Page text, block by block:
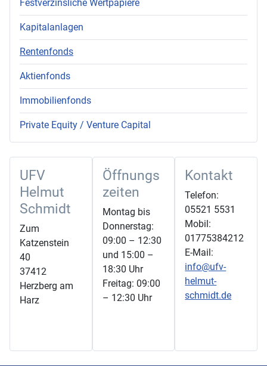
Festverzinsliche Wertpapiere
Kapitalanlagen
Rentenfonds
Aktienfonds
Immobilienfonds
Private Equity / Venture Capital
UFV
Helmut
Schmidt
Zum
Katzenstein
40
37412
Herzberg am
Harz
Öffnungs
zeiten
Montag bis
Donnerstag:
09:00 – 12:30
und 15:00 –
18:30 Uhr
Freitag: 09:00
– 12:30 Uhr
Kontakt
Telefon:
05521 5531
Mobil:
01775384212
E-Mail:
info@ufv-
helmut-
schmidt.de